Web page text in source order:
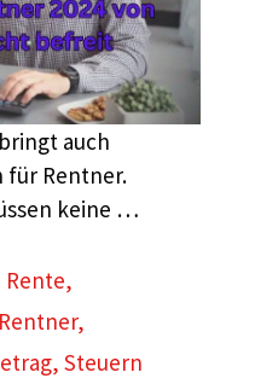
auch
für Rentner.
keine …
Rente,
Rentner,
, Steuern